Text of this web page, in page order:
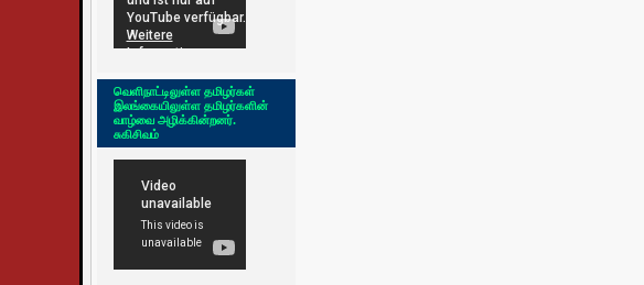
வெளிநாட்டிலுள்ள தமிழர்கள்
இலங்கையிலுள்ள தமிழர்களின்
வாழ்வை அழிக்கின்றனர்.
சுகிசிவம்